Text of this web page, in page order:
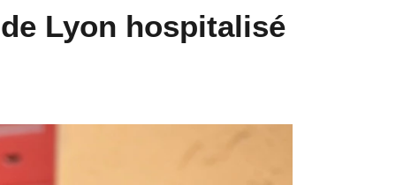
Lyon hospitalisé